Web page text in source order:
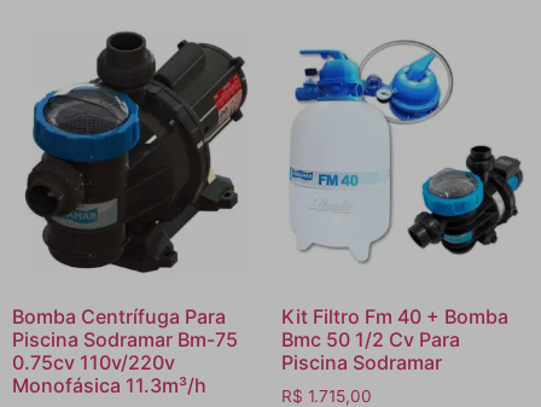
Bomba Centrífuga Para
Piscina Sodramar Bm-75
0.75cv 110v/220v
Monofásica 11.3m³/h
Kit Filtro Fm 40 + Bomba
Bmc 50 1/2 Cv Para
Piscina Sodramar
R$ 1.715,00